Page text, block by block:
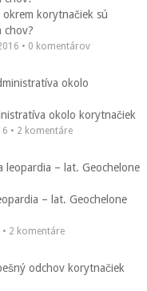
korytnačiek sú
chov?
• 0 komentárov
okolo korytnačiek
• 2 komentáre
– lat. Geochelone
2 komentáre